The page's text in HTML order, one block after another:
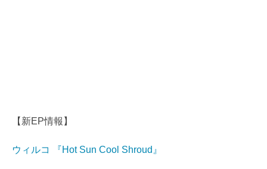
【新EP情報】
ウィルコ 『Hot Sun Cool Shroud』